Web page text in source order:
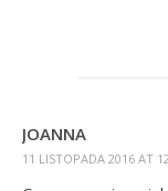
JOANNA
11 LISTOPADA 2016 AT